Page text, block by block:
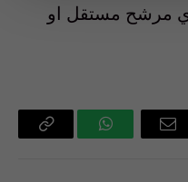
مرشح مستقل او
البريد
واتساب Copy